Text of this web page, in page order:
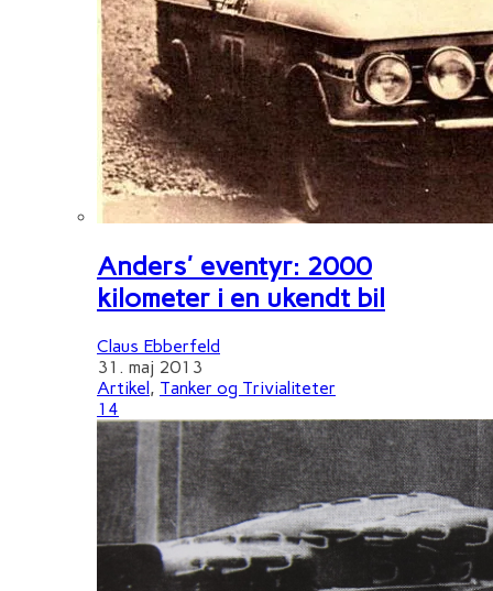
Anders' eventyr: 2000
kilometer i en ukendt bil
Claus Ebberfeld
31. maj 2013
Artikel , Tanker og Trivialiteter
14